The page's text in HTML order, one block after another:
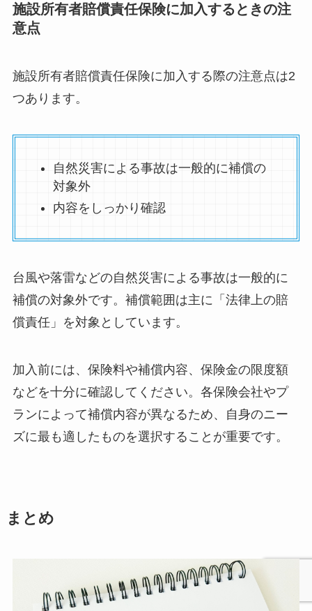
施設所有者賠償責任保険に加入するときの注
意点
施設所有者賠償責任保険に加入する際の注意点は2
つあります。
自然災害による事故は一般的に補償の
対象外
内容をしっかり確認
台風や落雷などの自然災害による事故は一般的に
補償の対象外です。補償範囲は主に「法律上の賠
償責任」を対象としています。
加入前には、保険料や補償内容、保険金の限度額
などを十分に確認してください。各保険会社やプ
ランによって補償内容が異なるため、自身のニー
ズに最も適したものを選択することが重要です。
まとめ